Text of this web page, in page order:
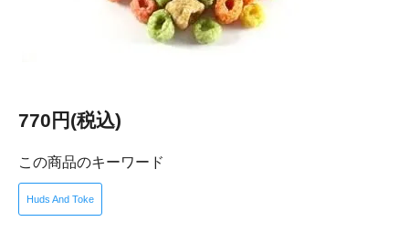
770円(税込)
この商品のキーワード
Huds And Toke